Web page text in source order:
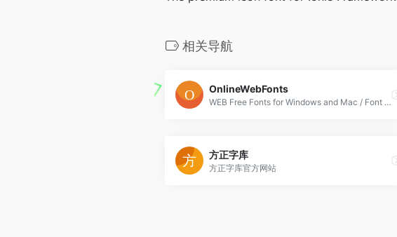
相关导航
OnlineWebFonts
WEB Free Fonts for Windows and Mac / Font free Download
方正字库
方正字库官方网站